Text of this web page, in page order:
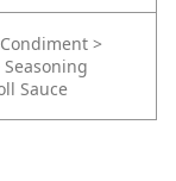
>
Sauce